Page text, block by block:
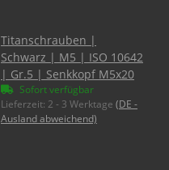
Titanschrauben |
Schwarz | M5 | ISO 10642
| Gr.5 | Senkkopf M5x20
Sofort verfügbar
Lieferzeit: 2 - 3 Werktage (DE -
Ausland abweichend)